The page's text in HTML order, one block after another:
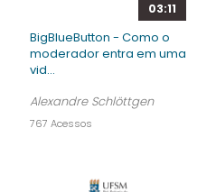
03:11
BigBlueButton - Como o
moderador entra em uma
vid...
Alexandre Schlöttgen
767 Acessos